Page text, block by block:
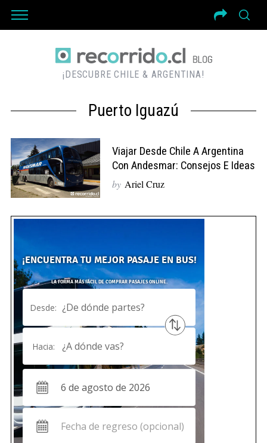
¡DESCUBRE CHILE & ARGENTINA!
Puerto Iguazú
Viajar Desde Chile A Argentina
Con Andesmar: Consejos E Ideas
by Ariel Cruz